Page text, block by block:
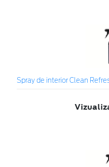
Spray de interior Clean